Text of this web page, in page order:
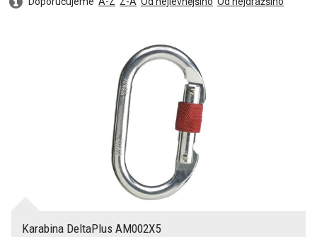
Slaňování
Tašky, příslušenství
Karabina DeltaPlus AM002X5